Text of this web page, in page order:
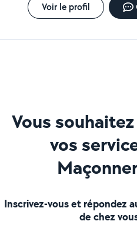
Voir le profil
Vous
vos
Inscrivez-vous et répondez
de chez